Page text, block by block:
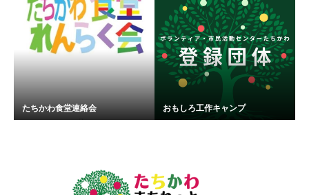
たちかわ食堂連絡会 おもしろ工作キャンプ